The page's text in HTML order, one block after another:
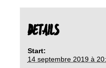
DETAILS
Start:
14 septembre 2019 à